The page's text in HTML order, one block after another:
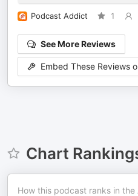
Podcast Addict 1
See More Reviews
Embed These Reviews
Chart
How this podcast ranks in the